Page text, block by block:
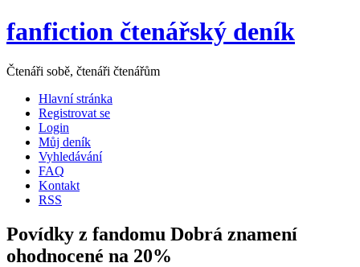
fanfiction čtenářský deník
Čtenáři sobě, čtenáři čtenářům
Hlavní stránka
Registrovat se
Login
Můj deník
Vyhledávání
FAQ
Kontakt
RSS
Povídky z fandomu Dobrá znamení
ohodnocené na 20%